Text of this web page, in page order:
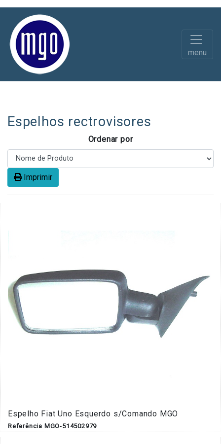
menu
Espelhos rectrovisores
Ordenar por
Imprimir
Espelho Fiat Uno Esquerdo s/Comando MGO
Referência MGO-514502979